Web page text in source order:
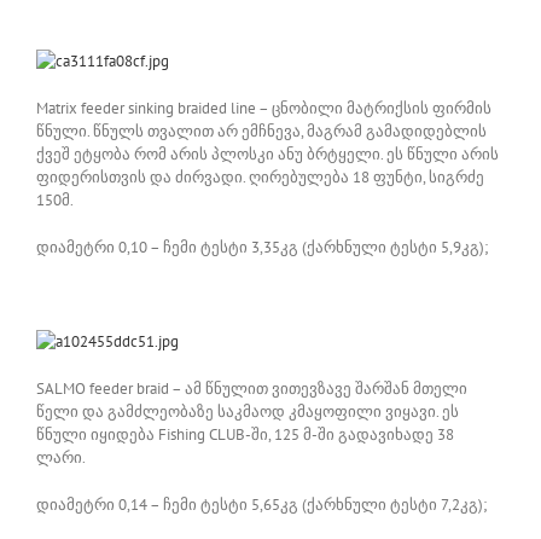
Matrix feeder sinking braided line – ცნობილი მატრიქსის ფირმის
წნული. წნულს თვალით არ ემჩნევა, მაგრამ გამადიდებლის
ქვეშ ეტყობა რომ არის პლოსკი ანუ ბრტყელი. ეს წნული არის
ფიდერისთვის და ძირვადი. ღირებულება 18 ფუნტი, სიგრძე
150მ.
დიამეტრი 0,10 – ჩემი ტესტი 3,35კგ (ქარხნული ტესტი 5,9კგ);
SALMO feeder braid – ამ წნულით ვითევზავე შარშან მთელი
წელი და გამძლეობაზე საკმაოდ კმაყოფილი ვიყავი. ეს
წნული იყიდება Fishing CLUB-ში, 125 მ-ში გადავიხადე 38
ლარი.
დიამეტრი 0,14 – ჩემი ტესტი 5,65კგ (ქარხნული ტესტი 7,2კგ);